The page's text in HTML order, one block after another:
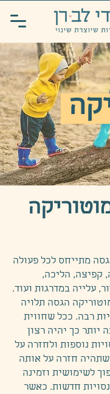
מתייחס לכל פעולה
קפיצה, הליכה,
עלייה במדרגות ועוד.
הגסה תלויה
רבה. ככל שחווית
יותר כך יהיה רצון
נוספות ולחזרה על
חזרה על אותה
לשימושית וזמינה
חדשות. כאשר